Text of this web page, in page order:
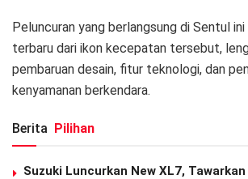
Peluncuran yang berlangsung di Sentul
terbaru dari ikon kecepatan tersebut,
pembaruan desain, fitur teknologi, dan
kenyamanan berkendara.
Berita Pilihan
Suzuki Luncurkan New XL7,